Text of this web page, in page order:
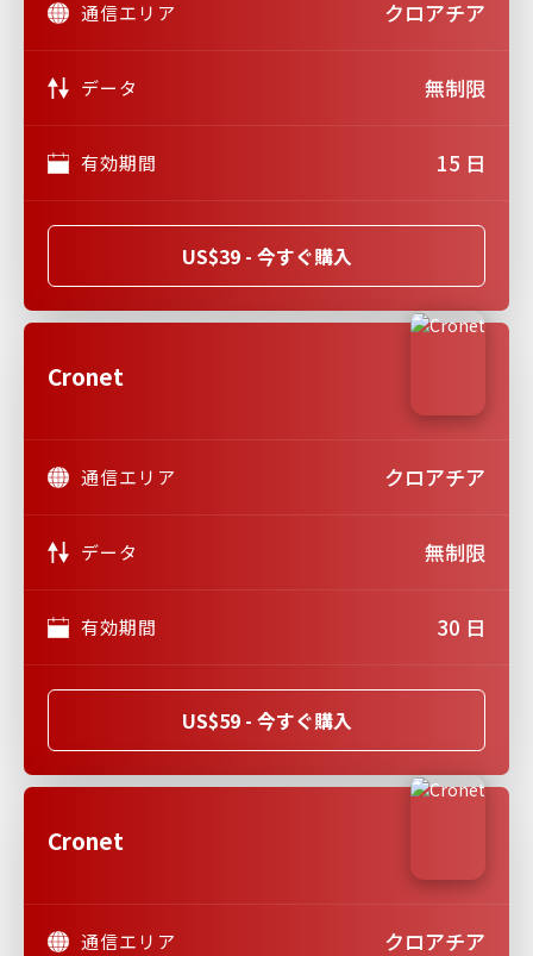
通信エリア クロアチア
データ 無制限
有効期間 15 日
US$39 - 今すぐ購入
Cronet
通信エリア クロアチア
データ 無制限
有効期間 30 日
US$59 - 今すぐ購入
Cronet
通信エリア クロアチア